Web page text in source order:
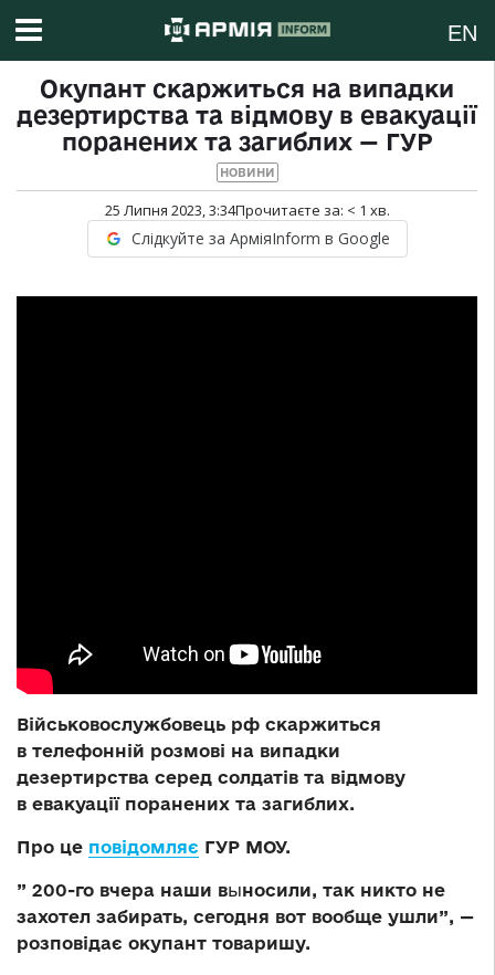
EN
Окупант скаржиться на випадки
дезертирства та відмову в евакуації
поранених та загиблих — ГУР
НОВИНИ
25 Липня 2023, 3:34Прочитаєте за: < 1 хв.
Слідкуйте за АрміяInform в Google
Військовослужбовець рф скаржиться
в телефонній розмові на випадки
дезертирства серед солдатів та відмову
в евакуації поранених та загиблих.
Про це повідомляє ГУР МОУ.
” 200-го вчера наши выносили, так никто не
захотел забирать, сегодня вот вообще ушли”, —
розповідає окупант товаришу.